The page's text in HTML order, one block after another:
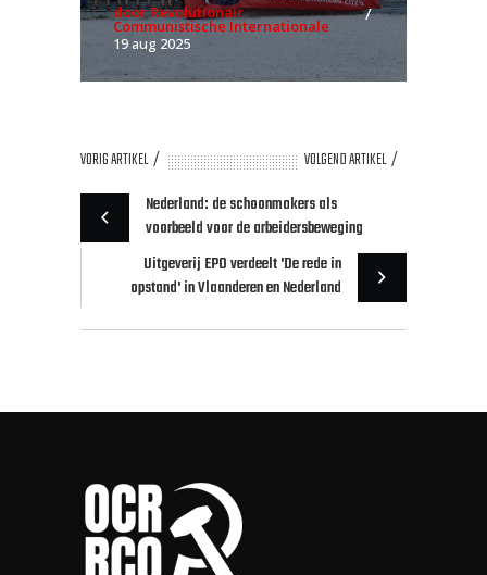
door Revolutionair
Communistische Internationale
19 aug 2025
VORIG ARTIKEL
VOLGEND ARTIKEL
Nederland: de schoonmakers als
voorbeeld voor de arbeidersbeweging
Uitgeverij EPO verdeelt 'De rede in
opstand' in Vlaanderen en Nederland